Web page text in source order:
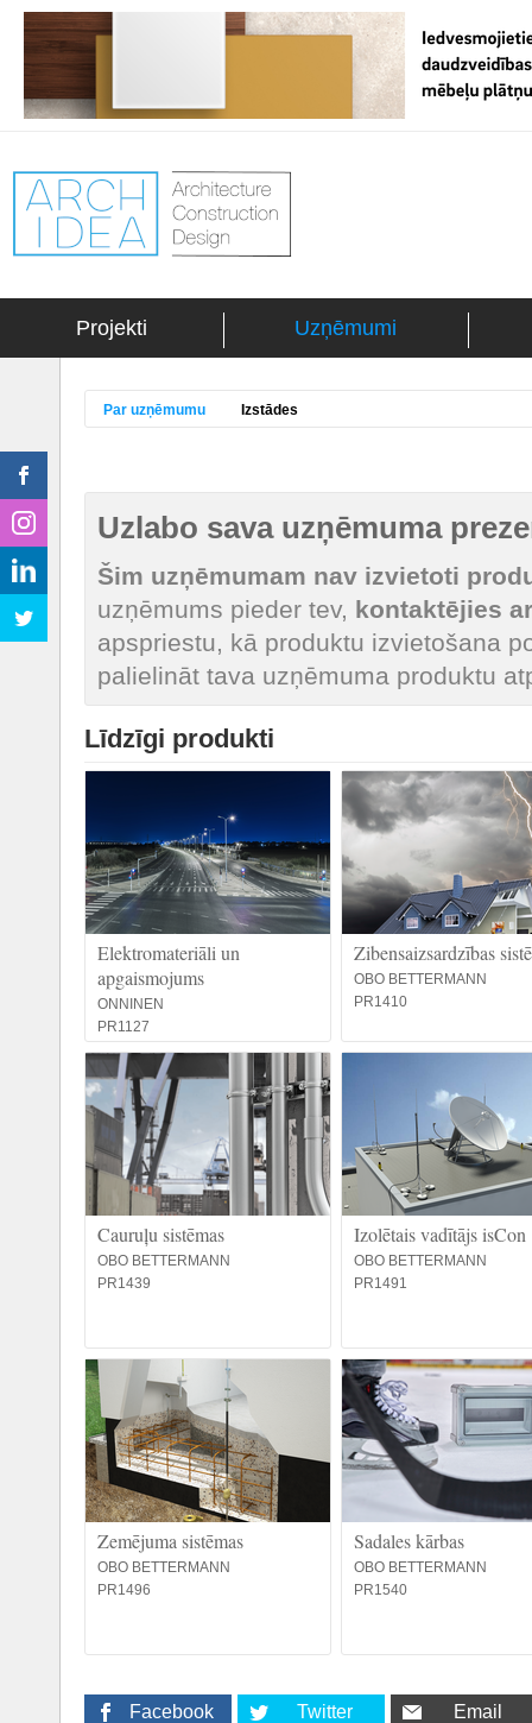
Projekti Uzņēmumi
Par uzņēmumu Izstādes
Uzlabo sava uzņēmuma
Šim uzņēmumam nav izvietoti
uzņēmums pieder tev, kontaktējies
apspriestu, kā produktu izvietošana
palielināt tava uzņēmuma produktu
Līdzīgi produkti
Elektromateriāli un
apgaismojums
ONNINEN
PR1127
Zibensaizsardzības
OBO BETTERMANN
PR1410
Cauruļu sistēmas
OBO BETTERMANN
PR1439
Izolētais vadītājs isCon
OBO BETTERMANN
PR1491
Zemējuma sistēmas
OBO BETTERMANN
PR1496
Sadales kārbas
OBO BETTERMANN
PR1540
Facebook Twitter Email